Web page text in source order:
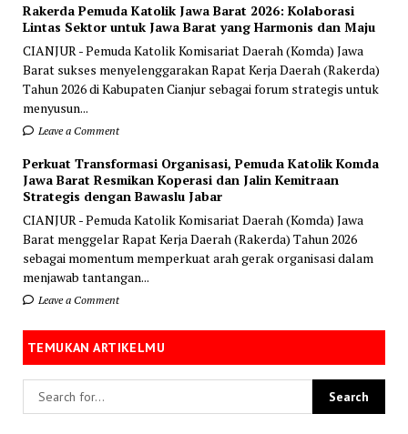
Rakerda Pemuda Katolik Jawa Barat 2026: Kolaborasi
Lintas Sektor untuk Jawa Barat yang Harmonis dan Maju
CIANJUR - Pemuda Katolik Komisariat Daerah (Komda) Jawa
Barat sukses menyelenggarakan Rapat Kerja Daerah (Rakerda)
Tahun 2026 di Kabupaten Cianjur sebagai forum strategis untuk
menyusun...
Leave a Comment
Perkuat Transformasi Organisasi, Pemuda Katolik Komda
Jawa Barat Resmikan Koperasi dan Jalin Kemitraan
Strategis dengan Bawaslu Jabar
CIANJUR - Pemuda Katolik Komisariat Daerah (Komda) Jawa
Barat menggelar Rapat Kerja Daerah (Rakerda) Tahun 2026
sebagai momentum memperkuat arah gerak organisasi dalam
menjawab tantangan...
Leave a Comment
TEMUKAN ARTIKELMU